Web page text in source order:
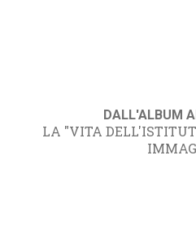
DALL'ALBUM
LA "VITA